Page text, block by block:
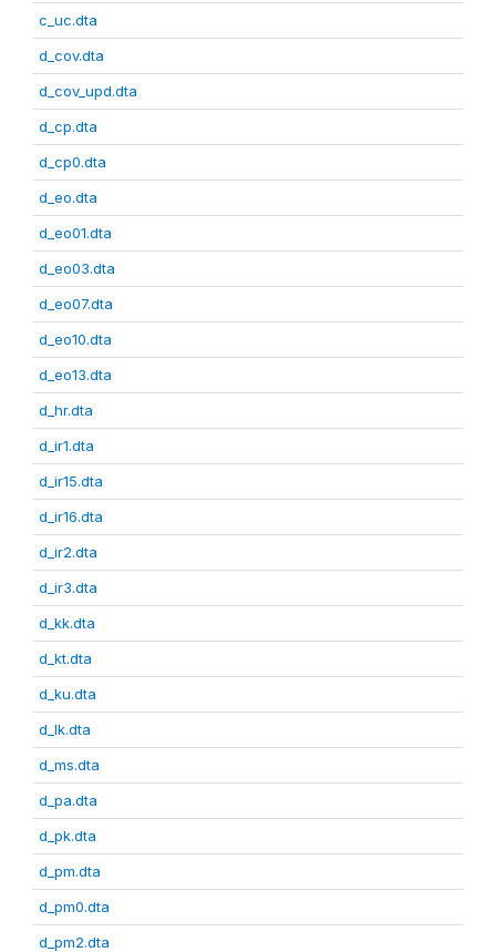
c_uc.dta
d_cov.dta
d_cov_upd.dta
d_cp.dta
d_cp0.dta
d_eo.dta
d_eo01.dta
d_eo03.dta
d_eo07.dta
d_eo10.dta
d_eo13.dta
d_hr.dta
d_ir1.dta
d_ir15.dta
d_ir16.dta
d_ir2.dta
d_ir3.dta
d_kk.dta
d_kt.dta
d_ku.dta
d_lk.dta
d_ms.dta
d_pa.dta
d_pk.dta
d_pm.dta
d_pm0.dta
d_pm2.dta